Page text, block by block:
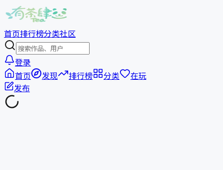
首页排行榜分类社区
登录
首页
发现 排行榜 分类
在玩
发布